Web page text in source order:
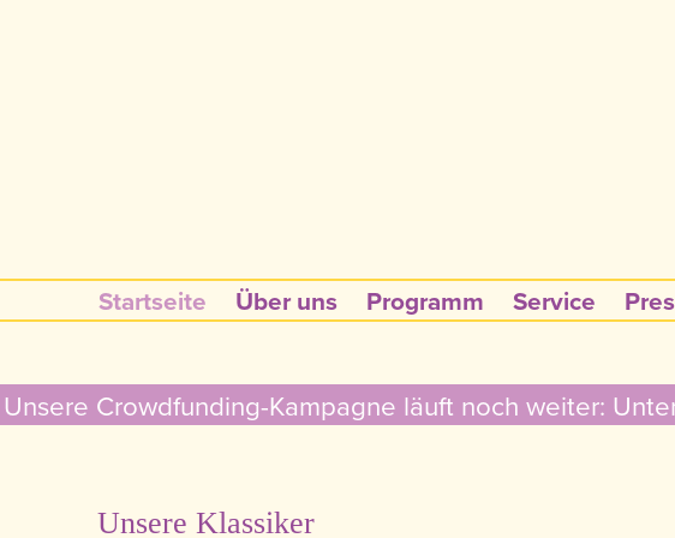
Startseite Über uns Programm Service
Unsere Crowdfunding-Kampagne läuft noch weiter:
Unsere Klassiker